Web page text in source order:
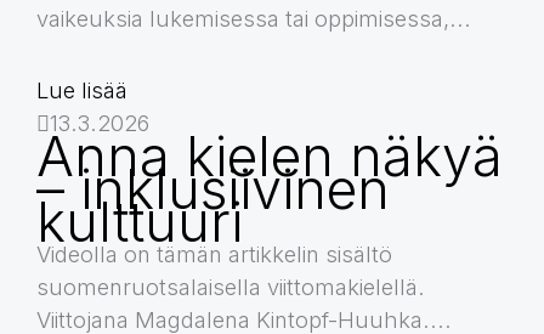
vaikeuksia lukemisessa tai oppimisessa,...
Lue lisää
13.3.2026
Anna kielen näkyä
– inklusiivinen
kulttuuri
Videolla on tämän artikkelin sisältö
suomenruotsalaisella viittomakielellä.
Viittojana Magdalena Kintopf-Huuhka....